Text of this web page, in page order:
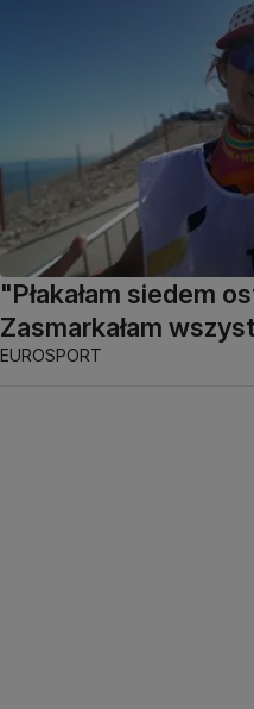
"Płakałam siedem
Zasmarkałam
EUROSPORT